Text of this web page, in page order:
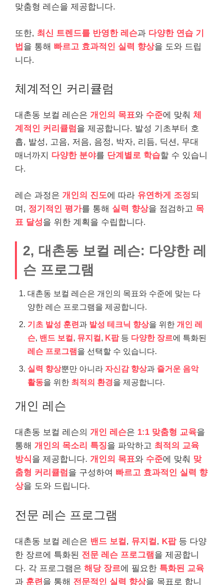
맞춤형 레슨을 제공합니다.
또한, 최신 트렌드를 반영한 레슨과 다양한 연습 기
법 을 통해 빠르고 효과적인 실력 향상을 도와 드립
니다.
체계적인 커리큘럼
대촌동 보컬 레슨은 개인의 목표와 수준에 맞춰 체
계적인 커리큘럼 을 제공합니다. 발성 기초부터 호
흡, 발성, 고음, 저음, 음정, 박자, 리듬, 딕션, 무대
매너까지 다양한 분야를 단계별로 학습할 수 있습니
다.
레슨 과정은 개인의 진도에 따라 유연하게 조정되
며, 정기적인 평가를 통해 실력 향상을 점검하고 목
표 달성을 위한 계획을 수립합니다.
2, 대촌동 보컬 레슨: 다양한 레
슨 프로그램
대촌동 보컬 레슨은 개인의 목표와 수준에 맞는 다
양한 레슨 프로그램을 제공합니다.
기초 발성 훈련과 발성 테크닉 향상을 위한 개인 레
슨, 밴드 보컬, 뮤지컬, K팝등 다양한 장르에 특화된
레슨 프로그램을 선택할 수 있습니다.
실력 향상뿐만 아니라 자신감 향상과 즐거운 음악
활동을 위한 최적의 환경을 제공합니다.
개인 레슨
대촌동 보컬 레슨의 개인 레슨은 1:1 맞춤형 교육을
통해 개인의 목소리 특징을 파악하고 최적의 교육
방식을 제공합니다. 개인의 목표와 수준에 맞춰 맞
춤형 커리큘럼 을 구성하여 빠르고 효과적인 실력 향
상을 도와 드립니다.
전문 레슨 프로그램
대촌동 보컬 레슨은 밴드 보컬 , 뮤지컬 , K팝등 다양
한 장르에 특화된 전문 레슨 프로그램 을 제공합니
다. 각 프로그램은 해당 장르에 필요한 특화된 교육
과 훈련 을 통해 전문적인 실력 향상을 목표로 합니